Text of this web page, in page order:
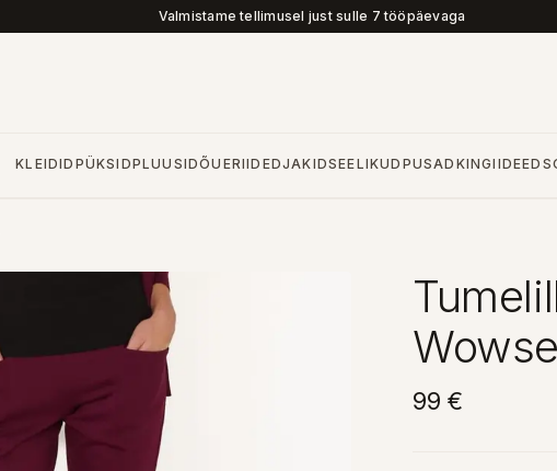
Valmistame tellimusel just sulle 7 tööpäevaga
KLEIDID PÜKSIDPLUUSIDÕUERIIDEDJAKIDSEELIKUD PUSAD KINGIIDEED
99 €